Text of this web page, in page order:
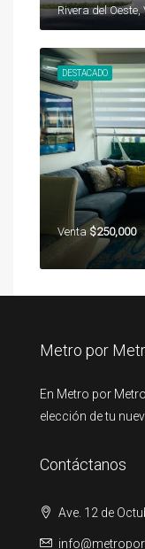
Rivera del
DESTACADO
Venta$250,000
Metro por
En Metro por
elección de tu
Contáctanos
Ave. 12 de